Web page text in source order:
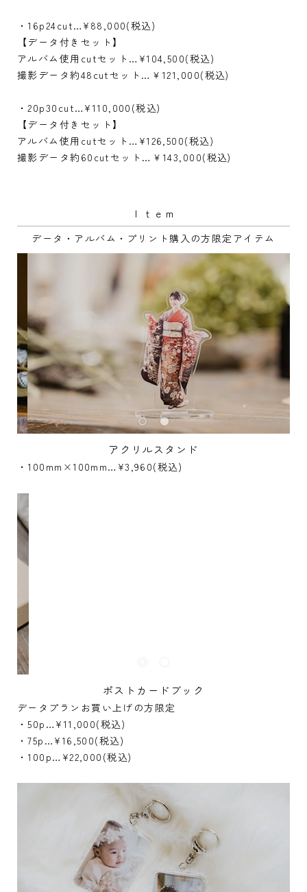
・16p24cut…¥88,000(税込)
【データ付きセット】
アルバム使用cutセット…¥104,500(税込)
撮影データ約48cutセット…￥121,000(税込)
・20p30cut…¥110,000(税込)
【データ付きセット】
アルバム使用cutセット…¥126,500(税込)
撮影データ約60cutセット…￥143,000(税込)
Ｉｔｅｍ
データ・アルバム・プリント購入の方限定アイテム
アクリルスタンド
・100mm×100mm…¥3,960(税込)
ポストカードブック
データプランお買い上げの方限定
・50p…¥11,000(税込)
・75p…¥16,500(税込)
・100p…¥22,000(税込)